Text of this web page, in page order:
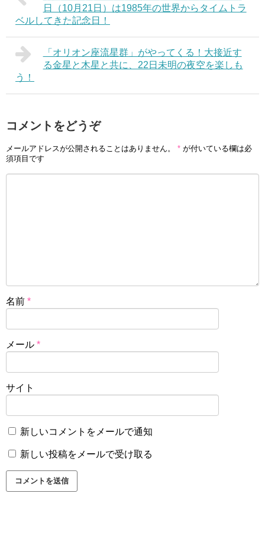
日（10月21日）は1985年の世界からタイムトラ
ベルしてきた記念日！
「オリオン座流星群」がやってくる！大接近す
る金星と木星と共に、22日未明の夜空を楽しも
う！
コメントをどうぞ
メールアドレスが公開されることはありません。 * が付いている欄は必
須項目です
名前 *
メール *
サイト
新しいコメントをメールで通知
新しい投稿をメールで受け取る